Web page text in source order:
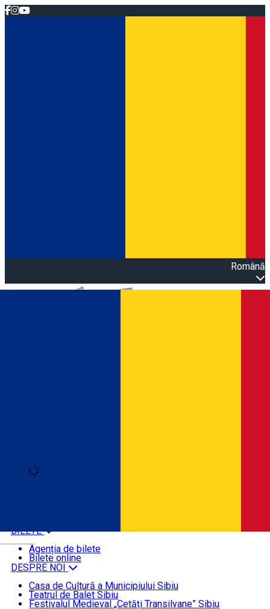
Română
BILETE
ȘTIRI
DESPRE NOI
INFORMAȚII DE INTERES PUBLIC
Agenția de bilete
Bilete online
Casa de Cultură a Municipiului Sibiu
Teatrul de Balet Sibiu
Festivalul Medieval „Cetăți Transilvane” Sibiu